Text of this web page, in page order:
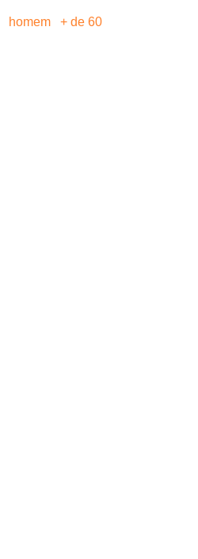
homem + de 60